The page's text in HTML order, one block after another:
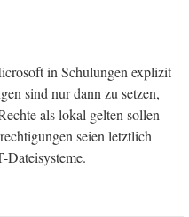
in Schulungen explizit
sind nur dann zu setzen,
als lokal gelten sollen
seien letztlich
Dateisysteme.